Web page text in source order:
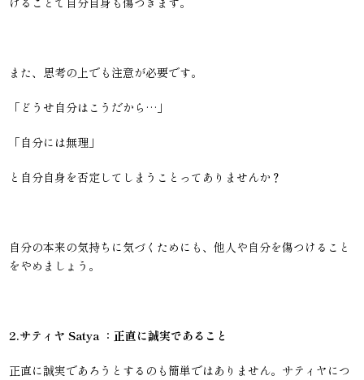
また、思考の上でも注意が必要です。
「どうせ自分はこうだから…」
「自分には無理」
と自分自身を否定してしまうことってありませんか？
自分の本来の気持ちに気づくためにも、他人や自分を傷つけること
をやめましょう。
2.サティヤ Satya ：正直に誠実であること
正直に誠実であろうとするのも簡単ではありません。サティヤにつ